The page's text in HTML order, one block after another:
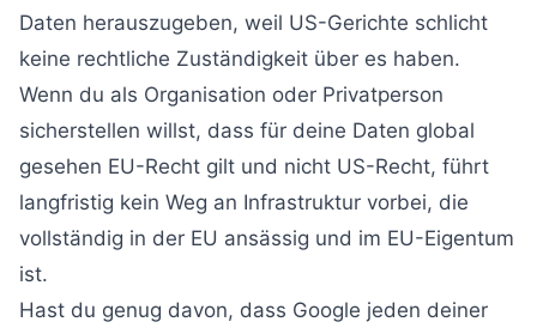
Daten herauszugeben, weil US-Gerichte schlicht
keine rechtliche Zuständigkeit über es haben.
Wenn du als Organisation oder Privatperson
sicherstellen willst, dass für deine Daten global
gesehen EU-Recht gilt und nicht US-Recht, führt
langfristig kein Weg an Infrastruktur vorbei, die
vollständig in der EU ansässig und im EU-Eigentum
ist.
Hast du genug davon, dass Google jeden deiner